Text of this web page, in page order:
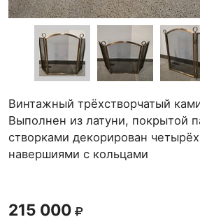
Винтажный трёхстворчатый
Выполнен из латуни, покрытой
створками декорирован
навершиями с кольцами
215 000